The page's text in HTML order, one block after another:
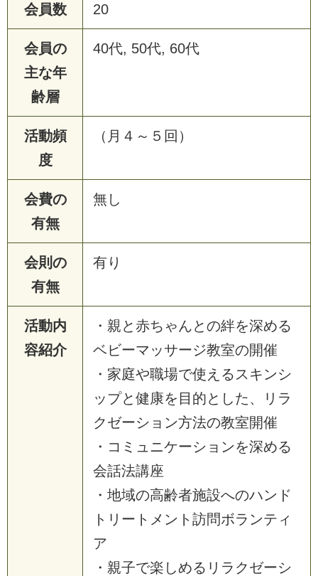
会員数 20
会員の
主な年
齢層
40代, 50代, 60代
活動頻
度
（月４～５回）
会費の
有無
無し
会則の
有無
有り
活動内
容紹介
・親と赤ちゃんとの絆を深める
ベビーマッサージ教室の開催
・家庭や職場で使えるスキンシ
ップと健康を目的とした、リラ
クゼーション方法の教室開催
・コミュニケーションを深める
会話法講座
・地域の高齢者施設へのハンド
トリートメント訪問ボランティ
ア
・親子で楽しめるリラクゼーシ